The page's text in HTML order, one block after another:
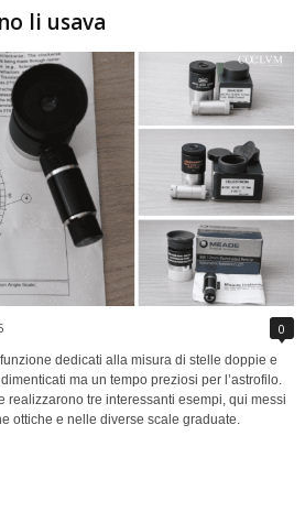
li usava
0
dedicati alla misura di stelle doppie e
ma un tempo preziosi per l’astrofilo.
realizzarono tre interessanti esempi, qui messi
ottiche e nelle diverse scale graduate.